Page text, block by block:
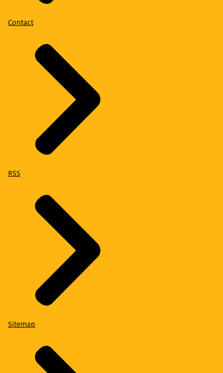
Contact
RSS
Sitemap